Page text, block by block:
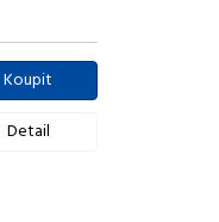
Koupit
Detail